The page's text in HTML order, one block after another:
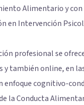
Alimentario y con
en Intervención
profesional se
y también online, en
enfoque cognitivo-
la Conducta